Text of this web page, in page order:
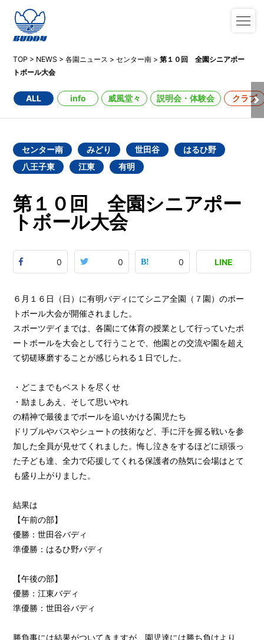
TOP > NEWS >各園ニュース >センター南 >第１０回 全園シニアポー
トボール大会
ALL info 威風堂々 説明会・体験会 クラブ
センター南 みどり 世田谷
はるひ野
八王子東
江東 有明
第１０回 全園シニアポー
トボール大会
0 0 0 LINE
６月１６日（日）に有明バディにてシニア全園（７園）のポー
トボール大会が開催されました。
スポーツデイまでは、各園にて体育の授業として行っていたポ
ートボールを大会として行うことで、他園との交流や園を超え
て切磋琢磨することが感じられる１日でした。
・どこまでもベストを尽くせ
・励ましあえ、そして思いやれ
の精神で最後までボールを追いかける園児たち
ドリブルやパスやシュートの技術など、手に汗を握る戦いを参
加した全員が見せてくれました。悔し泣きをするほどに頑張っ
た子ども達、全力で応援してくれる保護者の熱気に会場はとて
も盛り上がりました。
結果は
【午前の部】
優勝：世田谷バディ
準優勝：はるひ野バディ
【午後の部】
優勝：江東バディ
準優勝：世田谷バディ
勝負事には結果がついてきますが、園児達には勝ち負けより